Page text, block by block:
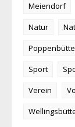
Meiendorf
Natur
Sport
Verein